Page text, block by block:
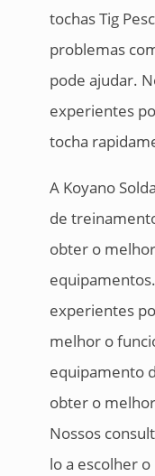
tochas Tig
problemas
pode ajudar.
experientes
tocha
A Koyano
de
obter o
experientes
melhor o
equipamento
obter o
Nossos
lo a escolher